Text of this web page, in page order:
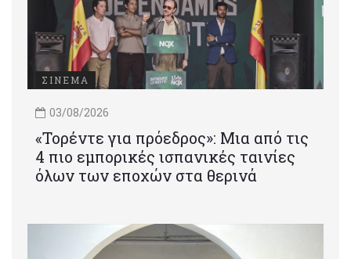
ΣΙΝΕΜΑ
03/08/2026
«Τορέντε για πρόεδρος»: Mια από τις
4 πιο εμπορικές ισπανικές ταινίες
όλων των εποχών στα θερινά